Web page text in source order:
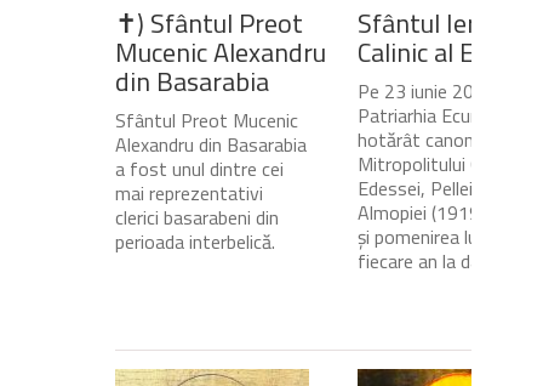
✝) Sfântul Preot
Mucenic Alexandru
din Basarabia
Sfântul Preot Mucenic
Alexandru din Basarabia
a fost unul dintre cei
mai reprezentativi
clerici basarabeni din
perioada interbelică.
Sfântul Ierarh
Calinic al
Pe 23 iunie 2020,
Patriarhia Ecumenică a
hotărât canonizarea
Mitropolitului Calinic al
Edessei, Pellei și
Almopiei (1919-1984)
și pomenirea lui în
fiecare an la data de...